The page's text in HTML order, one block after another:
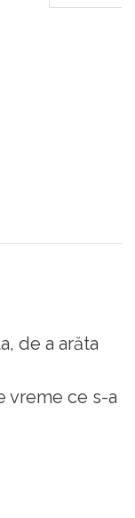
de a arăta
vreme ce s-a